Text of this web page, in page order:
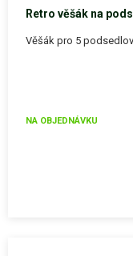
Retro věšák na
Věšák pro 5
NA OBJEDNÁVKU